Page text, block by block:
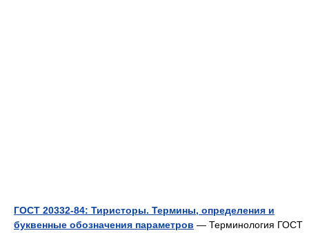
ГОСТ 20332-84: Тиристоры. Термины, определения и
буквенные обозначения параметров — Терминология ГОСТ